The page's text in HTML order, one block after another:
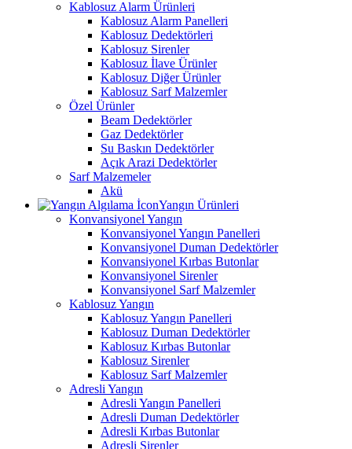
Kablosuz Alarm Ürünleri
Kablosuz Alarm Panelleri
Kablosuz Dedektörleri
Kablosuz Sirenler
Kablosuz İlave Ürünler
Kablosuz Diğer Ürünler
Kablosuz Sarf Malzemler
Özel Ürünler
Beam Dedektörler
Gaz Dedektörler
Su Baskın Dedektörler
Açık Arazi Dedektörler
Sarf Malzemeler
Akü
Yangın Ürünleri
Konvansiyonel Yangın
Konvansiyonel Yangın Panelleri
Konvansiyonel Duman Dedektörler
Konvansiyonel Kırbas Butonlar
Konvansiyonel Sirenler
Konvansiyonel Sarf Malzemler
Kablosuz Yangın
Kablosuz Yangın Panelleri
Kablosuz Duman Dedektörler
Kablosuz Kırbas Butonlar
Kablosuz Sirenler
Kablosuz Sarf Malzemler
Adresli Yangın
Adresli Yangın Panelleri
Adresli Duman Dedektörler
Adresli Kırbas Butonlar
Adresli Sirenler